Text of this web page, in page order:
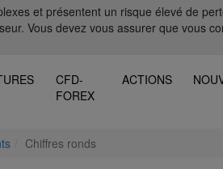
et présentent un risque élevé de
Vous devez vous assurer que vous
CFD-
FOREX
ACTIONS
Chiffres ronds